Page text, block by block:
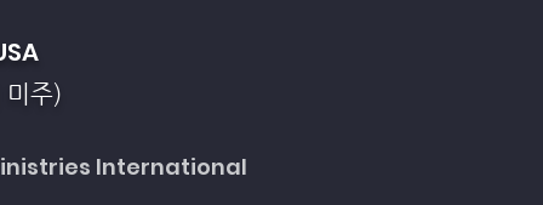
미주)
International